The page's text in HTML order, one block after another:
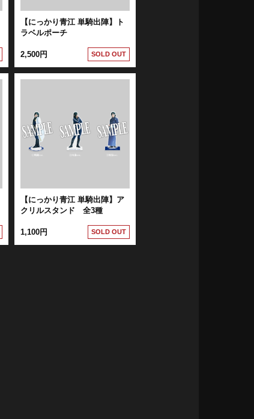
【にっかり青江 単騎出陣】ト
ラベルポーチ
2,500円 SOLD OUT
【にっかり青江 単騎出陣】ア
クリルスタンド 全3種
1,100円 SOLD OUT